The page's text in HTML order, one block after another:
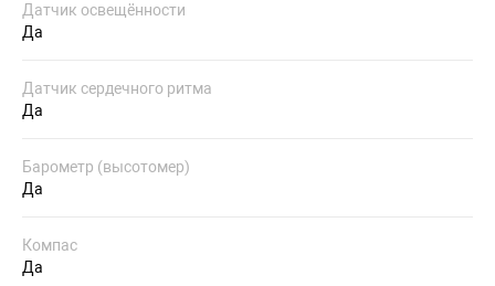
Датчик освещённости
Да
Датчик сердечного ритма
Да
Барометр (высотомер)
Да
Компас
Да